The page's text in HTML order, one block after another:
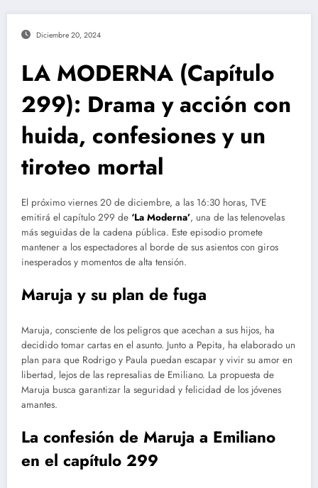
Diciembre 20, 2024
LA MODERNA (Capítulo
299): Drama y acción con
huida, confesiones y un
tiroteo mortal
El próximo viernes 20 de diciembre, a las 16:30 horas, TVE
emitirá el capítulo 299 de ‘La Moderna’, una de las telenovelas
más seguidas de la cadena pública. Este episodio promete
mantener a los espectadores al borde de sus asientos con giros
inesperados y momentos de alta tensión.
Maruja y su plan de fuga
Maruja, consciente de los peligros que acechan a sus hijos, ha
decidido tomar cartas en el asunto. Junto a Pepita, ha elaborado un
plan para que Rodrigo y Paula puedan escapar y vivir su amor en
libertad, lejos de las represalias de Emiliano. La propuesta de
Maruja busca garantizar la seguridad y felicidad de los jóvenes
amantes.
La confesión de Maruja a Emiliano
en el capítulo 299